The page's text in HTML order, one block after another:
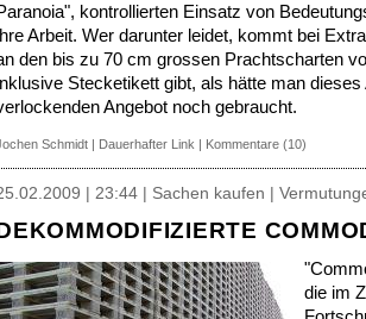
kontrollierten Einsatz von
Arbeit. Wer darunter leidet, kommt bei
den bis zu 70 cm grossen Prachtscharten
Stecketikett gibt, als hätte man
Angebot noch gebraucht.
Schmidt | Dauerhafter Link | Kommentare (10)
| 23:44 | Sachen kaufen |
die im